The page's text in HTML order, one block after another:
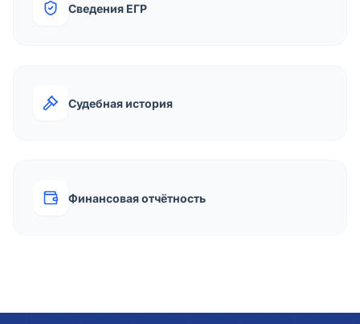
Сведения ЕГР
Судебная история
Финансовая отчётность